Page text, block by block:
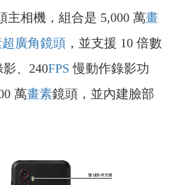
主相機，組合是 5,000 萬畫
超廣角鏡頭 ，並支援 10 倍數
影、240FPS 慢動作錄影功
萬畫素鏡頭，並內建臉部